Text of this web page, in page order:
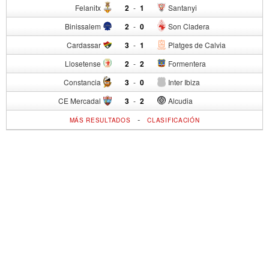
Felanitx 2 - Santanyi
1
Binissalem 2 - Son Cladera
0
Cardassar 3 - Platges de Calvia
1
Llosetense 2 - Formentera
2
Constancia 3 - Inter Ibiza
0
CE Mercadal 3 - Alcudia
2
MÁS RESULTADOS -CLASIFICACIÓN